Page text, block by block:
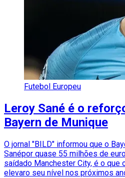
Futebol Europeu
Leroy Sané é o
Bayern de Munique
O jornal "BILD" informou que o
Sanépor quase 55 milhões de
saídado Manchester City, é o que
elevaro seu nível nos próximos